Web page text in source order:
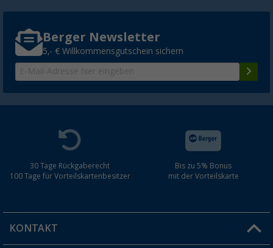
Berger Newsletter
5,- € Willkommensgutschein sichern
30 Tage Rückgaberecht
100 Tage für Vorteilskartenbesitzer
Bis zu 5% Bonus
mit der Vorteilskarte
KONTAKT